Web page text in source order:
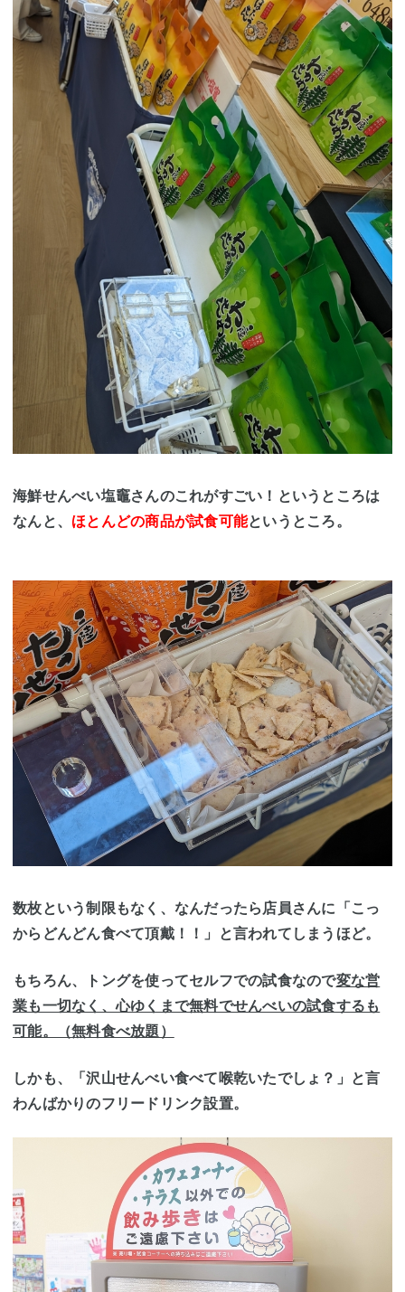
海鮮せんべい塩竈さんのこれがすごい！というところは
なんと、 ほとんどの商品が試食可能というところ。
数枚という制限もなく、なんだったら店員さんに 「こっ
からどんどん食べて頂戴！！」 と言われてしまうほど。
もちろん、トングを使ってセルフでの試食なので変な営
業も一切なく、心ゆくまで無料でせんべいの試食するも
可能。（無料食べ放題）
しかも、「沢山せんべい食べて喉乾いたでしょ？」と言
わんばかりのフリードリンク設置。